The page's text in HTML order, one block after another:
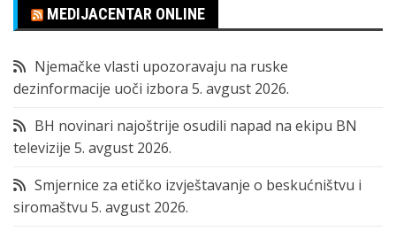
MEDIJACENTAR ONLINE
Njemačke vlasti upozoravaju na ruske
dezinformacije uoči izbora 5. avgust 2026.
BH novinari najoštrije osudili napad na ekipu BN
televizije 5. avgust 2026.
Smjernice za etičko izvještavanje o beskućništvu i
siromaštvu 5. avgust 2026.